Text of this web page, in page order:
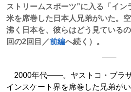
ストリームスポーツ”に入る「イン
米を席巻した日本人兄弟がいた。
沸く日本を、彼らはどう見ている
回の2回目／前編へ続く）。
2000年代――。ヤストコ・ブラ
インスケート界を席巻した兄弟がい